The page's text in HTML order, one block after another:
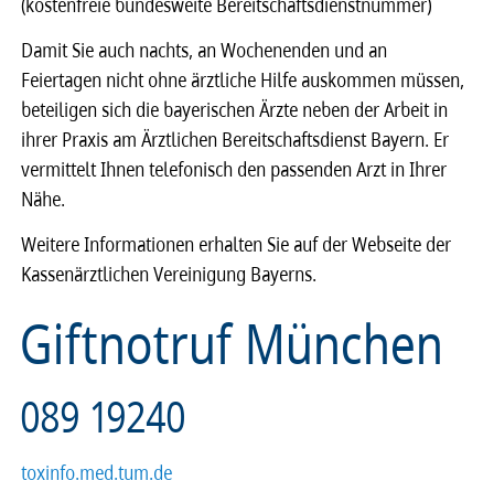
Damit Sie auch nachts, an Wochenenden und an
Feiertagen nicht ohne ärztliche Hilfe auskommen müssen,
beteiligen sich die bayerischen Ärzte neben der Arbeit in
ihrer Praxis am Ärztlichen Bereitschaftsdienst Bayern. Er
vermittelt Ihnen telefonisch den passenden Arzt in Ihrer
Nähe.
Weitere Informationen erhalten Sie auf der Webseite der
Kassenärztlichen Vereinigung Bayerns.
Giftnotruf München
089 19240
toxinfo.med.tum.de